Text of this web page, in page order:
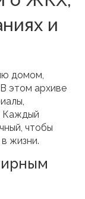
и
домом,
этом архиве
Каждый
чтобы
жизни.